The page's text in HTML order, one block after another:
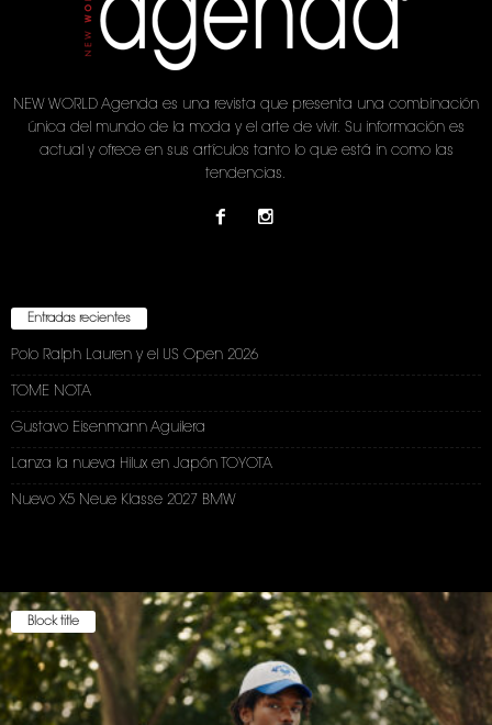
NEW WORLD Agenda es una revista que presenta una combinación
única del mundo de la moda y el arte de vivir. Su información es
actual y ofrece en sus artículos tanto lo que está in como las
tendencias.
Entradas recientes
Polo Ralph Lauren y el US Open 2026
TOME NOTA
Gustavo Eisenmann Aguilera
Lanza la nueva Hilux en Japón TOYOTA
Nuevo X5 Neue Klasse 2027 BMW
Block title